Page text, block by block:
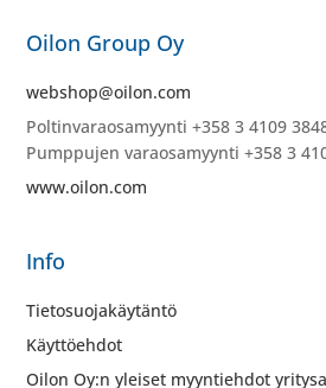
Oilon Group Oy
webshop@oilon.com
Poltinvaraosamyynti +358 3 4109
Pumppujen varaosamyynti +358 3
www.oilon.com
Info
Tietosuojakäytäntö
Käyttöehdot
Oilon Oy:n yleiset myyntiehdot